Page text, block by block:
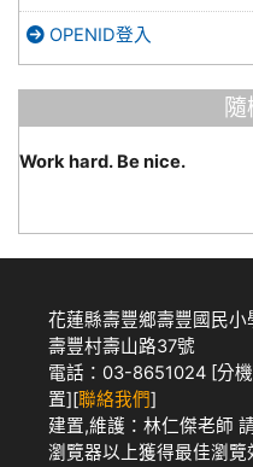
OPENID登入
Work hard. Be nice.
花蓮縣壽豐鄉壽豐國民
壽豐村壽山路37號
電話：03-8651024 [分機
置][聯絡我們]
建置,維護： 林仁傑老師
瀏覽器以上獲得最佳瀏覽